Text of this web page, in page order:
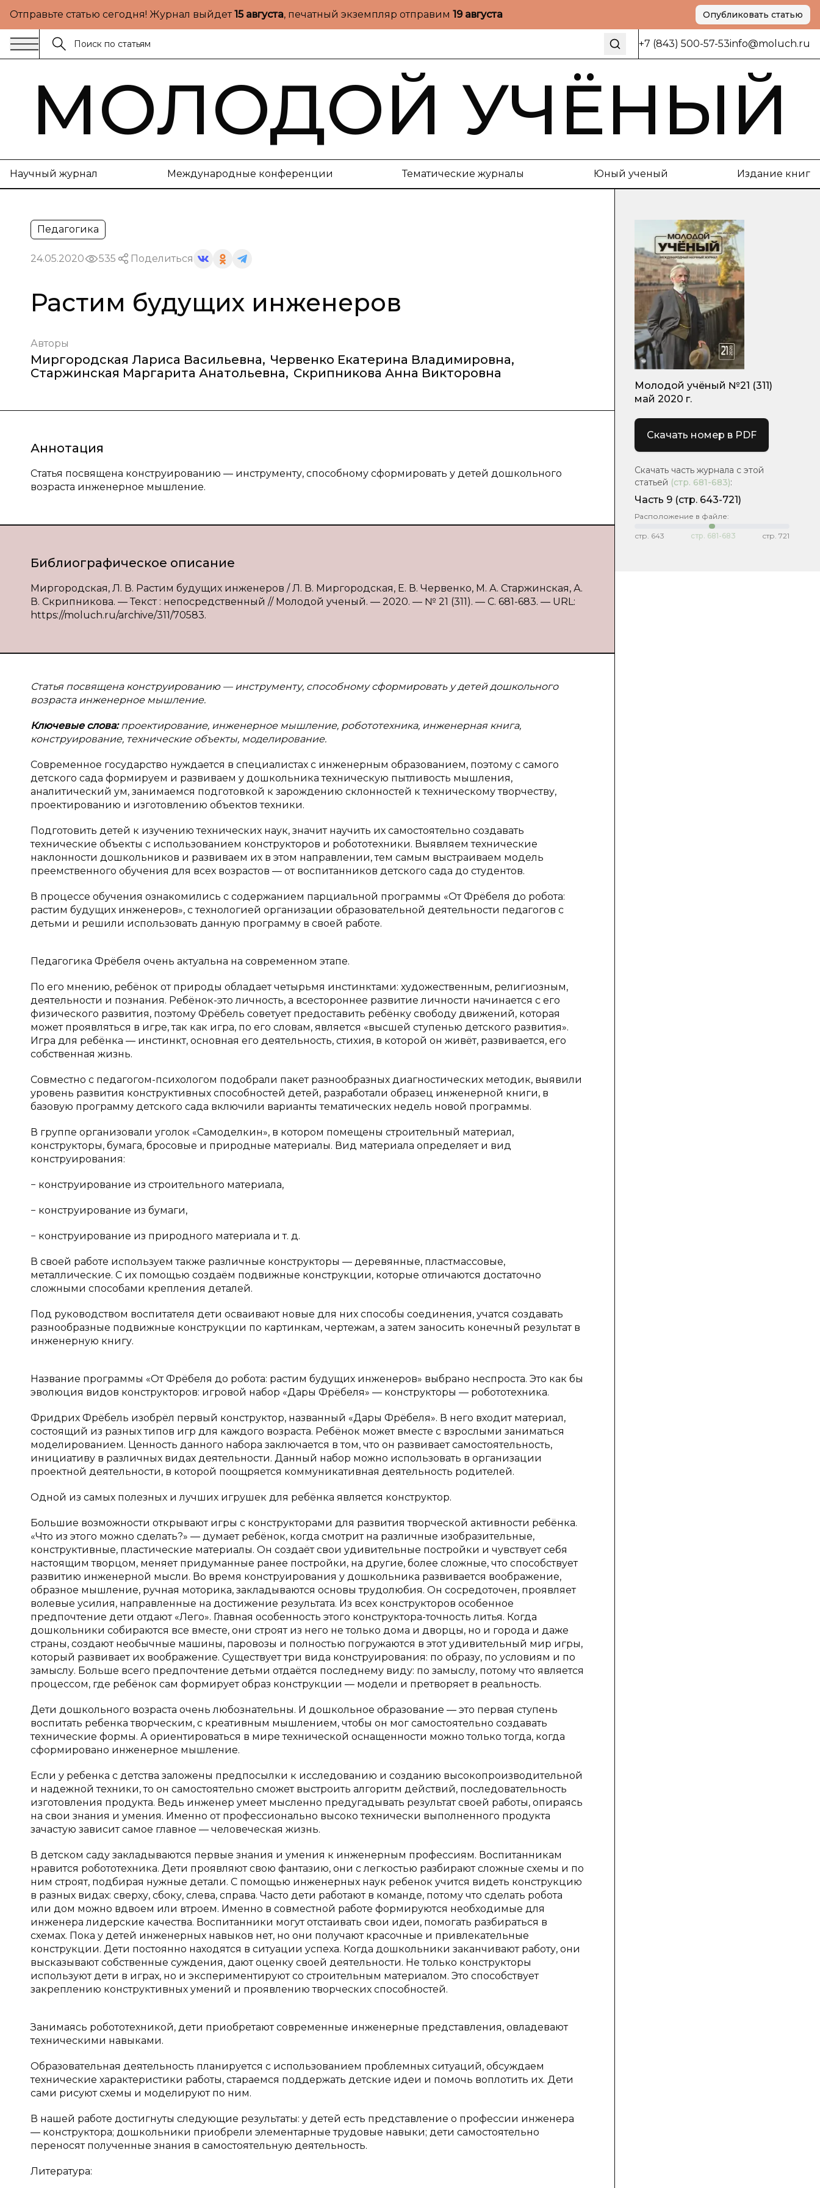
Отправьте статью сегодня! Журнал выйдет15 августа, печатный экземпляр отправим 19 августа Опубликовать статью
+7 (843) 500-57-53info@moluch.ru
МОЛОДОЙ УЧЁНЫЙ
Научный журнал Международные конференции Тематические журналы Юный ученый Издание книг
Педагогика
24.05.2020 535 Поделиться
Растим будущих инженеров
Авторы
Миргородская Лариса Васильевна, Червенко Екатерина Владимировна,
Старжинская Маргарита Анатольевна, Скрипникова Анна Викторовна
Аннотация
Статья посвящена конструированию — инструменту, способному сформировать у детей дошкольного
возраста инженерное мышление.
Библиографическое описание
Миргородская, Л. В. Растим будущих инженеров / Л. В. Миргородская, Е. В. Червенко, М. А. Старжинская, А.
В. Скрипникова. — Текст : непосредственный // Молодой ученый. — 2020. — № 21 (311). — С. 681-683. — URL:
https://moluch.ru/archive/311/70583.
Статья посвящена конструированию — инструменту, способному сформировать у детей дошкольного
возраста инженерное мышление.
Ключевые слова:проектирование, инженерное мышление, робототехника, инженерная книга,
конструирование, технические объекты, моделирование.
Современное государство нуждается в специалистах с инженерным образованием, поэтому с самого
детского сада формируем и развиваем у дошкольника техническую пытливость мышления,
аналитический ум, занимаемся подготовкой к зарождению склонностей к техническому творчеству,
проектированию и изготовлению объектов техники.
Подготовить детей к изучению технических наук, значит научить их самостоятельно создавать
технические объекты с использованием конструкторов и робототехники. Выявляем технические
наклонности дошкольников и развиваем их в этом направлении, тем самым выстраиваем модель
преемственного обучения для всех возрастов — от воспитанников детского сада до студентов.
В процессе обучения ознакомились с содержанием парциальной программы «От Фрёбеля до робота:
растим будущих инженеров», с технологией организации образовательной деятельности педагогов с
детьми и решили использовать данную программу в своей работе.
Педагогика Фрёбеля очень актуальна на современном этапе.
По его мнению, ребёнок от природы обладает четырьмя инстинктами: художественным, религиозным,
деятельности и познания. Ребёнок-это личность, а всестороннее развитие личности начинается с его
физического развития, поэтому Фрёбель советует предоставить ребёнку свободу движений, которая
может проявляться в игре, так как игра, по его словам, является «высшей ступенью детского развития».
Игра для ребёнка — инстинкт, основная его деятельность, стихия, в которой он живёт, развивается, его
собственная жизнь.
Совместно с педагогом-психологом подобрали пакет разнообразных диагностических методик, выявили
уровень развития конструктивных способностей детей, разработали образец инженерной книги, в
базовую программу детского сада включили варианты тематических недель новой программы.
В группе организовали уголок «Самоделкин», в котором помещены строительный материал,
конструкторы, бумага, бросовые и природные материалы. Вид материала определяет и вид
конструирования:
− конструирование из строительного материала,
− конструирование из бумаги,
− конструирование из природного материала и т. д.
В своей работе используем также различные конструкторы — деревянные, пластмассовые,
металлические. С их помощью создаём подвижные конструкции, которые отличаются достаточно
сложными способами крепления деталей.
Под руководством воспитателя дети осваивают новые для них способы соединения, учатся создавать
разнообразные подвижные конструкции по картинкам, чертежам, а затем заносить конечный результат в
инженерную книгу.
Название программы «От Фрёбеля до робота: растим будущих инженеров» выбрано неспроста. Это как бы
эволюция видов конструкторов: игровой набор «Дары Фрёбеля» — конструкторы — робототехника.
Фридрих Фрёбель изобрёл первый конструктор, названный «Дары Фрёбеля». В него входит материал,
состоящий из разных типов игр для каждого возраста. Ребёнок может вместе с взрослыми заниматься
моделированием. Ценность данного набора заключается в том, что он развивает самостоятельность,
инициативу в различных видах деятельности. Данный набор можно использовать в организации
проектной деятельности, в которой поощряется коммуникативная деятельность родителей.
Одной из самых полезных и лучших игрушек для ребёнка является конструктор.
Большие возможности открывают игры с конструкторами для развития творческой активности ребёнка.
«Что из этого можно сделать?» — думает ребёнок, когда смотрит на различные изобразительные,
конструктивные, пластические материалы. Он создаёт свои удивительные постройки и чувствует себя
настоящим творцом, меняет придуманные ранее постройки, на другие, более сложные, что способствует
развитию инженерной мысли. Во время конструирования у дошкольника развивается воображение,
образное мышление, ручная моторика, закладываются основы трудолюбия. Он сосредоточен, проявляет
волевые усилия, направленные на достижение результата. Из всех конструкторов особенное
предпочтение дети отдают «Лего». Главная особенность этого конструктора-точность литья. Когда
дошкольники собираются все вместе, они строят из него не только дома и дворцы, но и города и даже
страны, создают необычные машины, паровозы и полностью погружаются в этот удивительный мир игры,
который развивает их воображение. Существует три вида конструирования: по образу, по условиям и по
замыслу. Больше всего предпочтение детьми отдаётся последнему виду: по замыслу, потому что является
процессом, где ребёнок сам формирует образ конструкции — модели и претворяет в реальность.
Дети дошкольного возраста очень любознательны. И дошкольное образование — это первая ступень
воспитать ребенка творческим, с креативным мышлением, чтобы он мог самостоятельно создавать
технические формы. А ориентироваться в мире технической оснащенности можно только тогда, когда
сформировано инженерное мышление.
Если у ребенка с детства заложены предпосылки к исследованию и созданию высокопроизводительной
и надежной техники, то он самостоятельно сможет выстроить алгоритм действий, последовательность
изготовления продукта. Ведь инженер умеет мысленно предугадывать результат своей работы, опираясь
на свои знания и умения. Именно от профессионально высоко технически выполненного продукта
зачастую зависит самое главное — человеческая жизнь.
В детском саду закладываются первые знания и умения к инженерным профессиям. Воспитанникам
нравится робототехника. Дети проявляют свою фантазию, они с легкостью разбирают сложные схемы и по
ним строят, подбирая нужные детали. С помощью инженерных наук ребенок учится видеть конструкцию
в разных видах: сверху, сбоку, слева, справа. Часто дети работают в команде, потому что сделать робота
или дом можно вдвоем или втроем. Именно в совместной работе формируются необходимые для
инженера лидерские качества. Воспитанники могут отстаивать свои идеи, помогать разбираться в
схемах. Пока у детей инженерных навыков нет, но они получают красочные и привлекательные
конструкции. Дети постоянно находятся в ситуации успеха. Когда дошкольники заканчивают работу, они
высказывают собственные суждения, дают оценку своей деятельности. Не только конструкторы
используют дети в играх, но и экспериментируют со строительным материалом. Это способствует
закреплению конструктивных умений и проявлению творческих способностей.
Занимаясь робототехникой, дети приобретают современные инженерные представления, овладевают
техническими навыками.
Образовательная деятельность планируется с использованием проблемных ситуаций, обсуждаем
технические характеристики работы, стараемся поддержать детские идеи и помочь воплотить их. Дети
сами рисуют схемы и моделируют по ним.
В нашей работе достигнуты следующие результаты: у детей есть представление о профессии инженера
— конструктора; дошкольники приобрели элементарные трудовые навыки; дети самостоятельно
переносят полученные знания в самостоятельную деятельность.
Литература:
Молодой учёный №21 (311)
май 2020 г.
Скачать номер в PDF
Скачать часть журнала с этой
статьей (стр. 681-683):
Часть 9 (стр. 643-721)
Расположение в файле:
стр. 643 стр. 681-683 стр. 721